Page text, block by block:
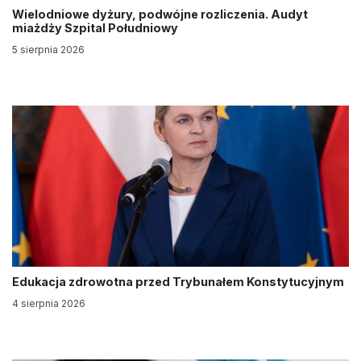
Wielodniowe dyżury, podwójne rozliczenia. Audyt
miażdży Szpital Południowy
5 sierpnia 2026
Edukacja zdrowotna przed Trybunałem Konstytucyjnym
4 sierpnia 2026